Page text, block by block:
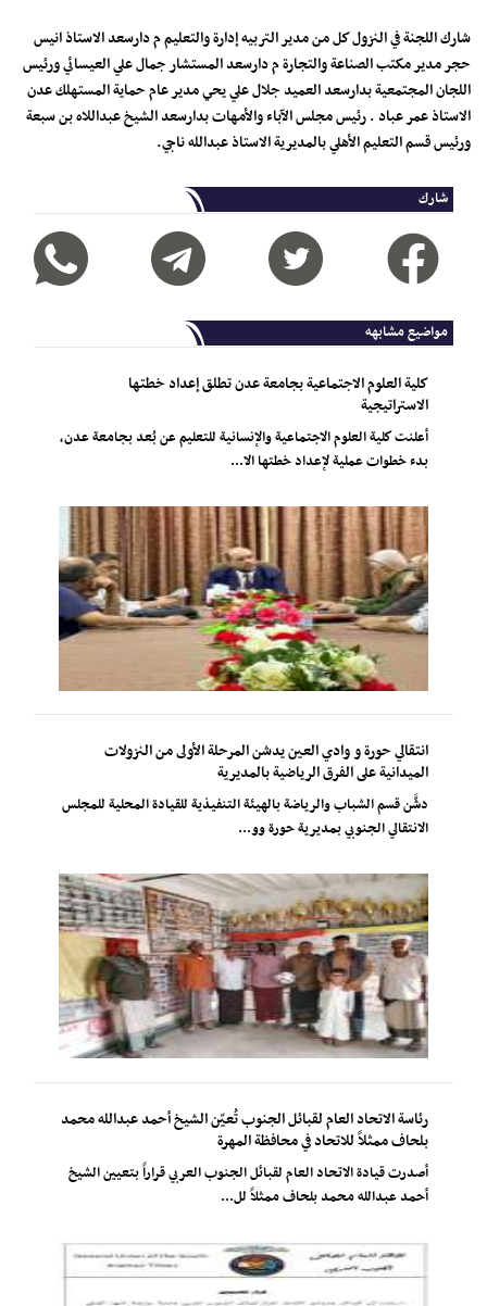
شارك اللجنة في النزول كل من مدير التربيه إدارة والتعليم م دارسعد الاستاذ انيس
حجر مدير مكتب الصناعة والتجارة م دارسعد المستشار جمال علي العيسائي ورئيس
اللجان المجتمعية بدارسعد العميد جلال علي يحي مدير عام حماية المستهلك عدن
الاستاذ عمر عباد . رئيس مجلس الآباء والأمهات بدارسعد الشيخ عبداللاه بن سبعة
ورئيس قسم التعليم الأهلي بالمديرية الاستاذ عبدالله ناجي.
شارك
مواضيع مشابهه
كلية العلوم الاجتماعية بجامعة عدن تطلق إعداد خطتها
الاستراتيجية
أعلنت كلية العلوم الاجتماعية والإنسانية للتعليم عن بُعد بجامعة عدن،
بدء خطوات عملية لإعداد خطتها الا...
انتقالي حورة و وادي العين يدشن المرحلة الأولى من النزولات
الميدانية على الفرق الرياضية بالمديرية
دشَّن قسم الشباب والرياضة بالهيئة التنفيذية للقيادة المحلية للمجلس
الانتقالي الجنوبي بمديرية حورة وو...
رئاسة الاتحاد العام لقبائل الجنوب تُعيّن الشيخ أحمد عبدالله محمد
بلحاف ممثلاً للاتحاد في محافظة المهرة
أصدرت قيادة الاتحاد العام لقبائل الجنوب العربي قراراً بتعيين الشيخ
أحمد عبدالله محمد بلحاف ممثلاً لل...